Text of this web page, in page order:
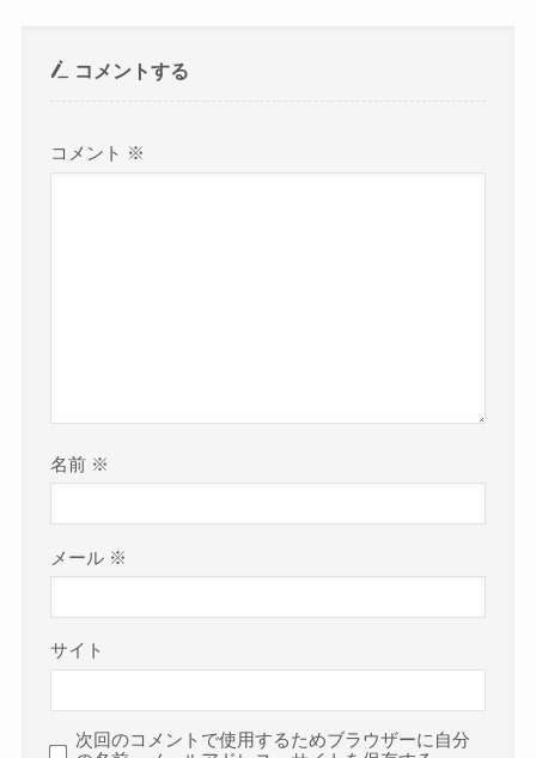
コメントする
コメント ※
名前 ※
メール ※
サイト
次回のコメントで使用するためブラウザーに自分